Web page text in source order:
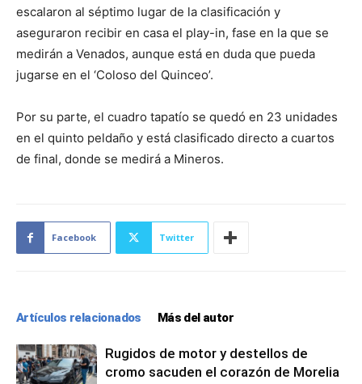
escalaron al séptimo lugar de la clasificación y
aseguraron recibir en casa el play-in, fase en la que se
medirán a Venados, aunque está en duda que pueda
jugarse en el ‘Coloso del Quinceo’.
Por su parte, el cuadro tapatío se quedó en 23 unidades
en el quinto peldaño y está clasificado directo a cuartos
de final, donde se medirá a Mineros.
Facebook Twitter
Artículos relacionados Más del autor
Rugidos de motor y destellos de
cromo sacuden el corazón de Morelia